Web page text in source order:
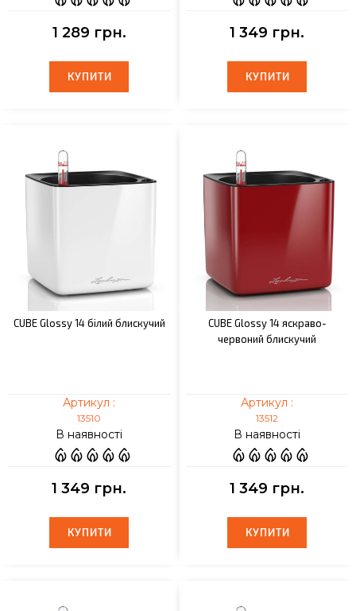
1 289 грн.
КУПИТИ
КУПИТИ
1 349 грн.
КУПИТИ
КУПИТИ
CUBE Glossy 14 білий блискучий
Артикул :
13510
В наявності
1 349 грн.
КУПИТИ
КУПИТИ
CUBE Glossy 14 яскраво-
червоний блискучий
Артикул :
13512
В наявності
1 349 грн.
КУПИТИ
КУПИТИ